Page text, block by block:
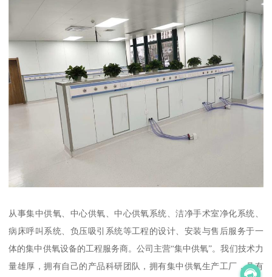
从事集中供氧、中心供氧、中心供氧系统、洁净手术室净化系统、
病床呼叫系统、负压吸引系统等工程的设计、安装与售后服务于一
体的集中供氧设备的工程服务商。公司主营“集中供氧”。我们技术力
量雄厚，拥有自己的产品科研团队，拥有集中供氧生产工厂，具有